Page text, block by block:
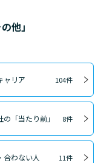
他」
ャリア 104件
の「当たり前」 8件
合わない人 11件